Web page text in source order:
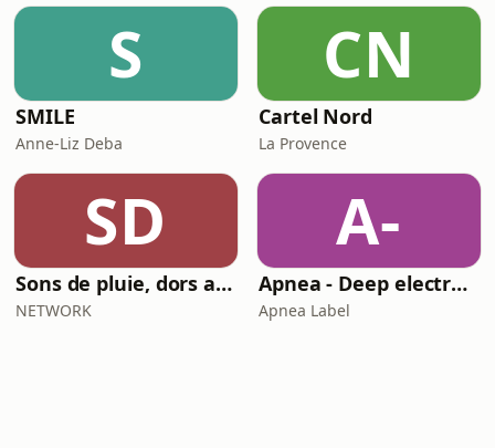
S
SMILE
Anne-Liz Deba
CN
Cartel Nord
La Provence
SD
Sons de pluie, dors avec moi
NETWORK
A-
Apnea - Deep electronic music
Apnea Label